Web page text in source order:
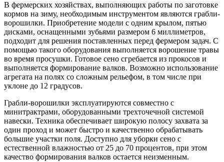
В фермерских хозяйствах, выполняющих работы по заготовке
кормов на зиму, необходимым инструментом являются грабли-
ворошилки. Приобретение модели с одним крылом, пятью
дисками, оснащенными зубьями размером 6 миллиметров,
подходит для решения поставленных перед фермером задач. С
помощью такого оборудования выполняется ворошение травы
во время просушки. Готовое сено сгребается из прокосов и
выполняется формирование валков. Возможно использование
агрегата на полях со сложным рельефом, в том числе при
уклоне до 12 градусов.
Грабли-ворошилки эксплуатируются совместно с
минитрактрами, оборудованными трехточечной системой
навески. Техника обеспечивает широкую полосу захвата за
один проход и может быстро и качественно обрабатывать
большие участки поля. Доступно для уборки сено с
естественной влажностью от 25 до 70 процентов, при этом
качество формирования валков остается неизменным.